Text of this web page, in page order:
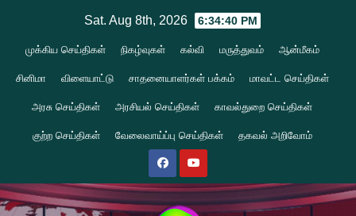
content
Sat. Aug 8th, 2026 6:34:41 PM
முக்கிய செய்திகள் நிகழ்வுகள் கல்வி மருத்துவம் ஆன்மீகம்
சினிமா விளையாட்டு சாதனையாளர்கள் பக்கம் மாவட்ட செய்திகள்
அரசு செய்திகள் அரசியல் செய்திகள் காவல்துறை செய்திகள்
குற்ற செய்திகள் வேலைவாய்ப்பு செய்திகள் தகவல் அறிவோம்